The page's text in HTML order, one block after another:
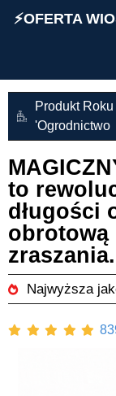
⚡️OFERTA
Produkt
'Ogrodnictwo
to
długości
obrotową
zraszania.
Najwyższa